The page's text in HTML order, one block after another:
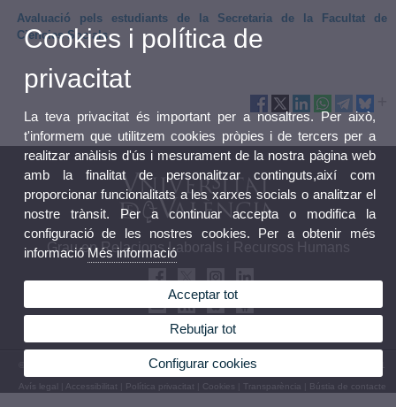
Avaluació pels estudiants de la Secretaria de la Facultat de
Ciències Socials
Grau en Relacions Laborals i Recursos Humans
© 2026 UV. - Avinguda Tarongers, 4b 46021 València. Tel.: 96 3828500 Fax: 96 3828501
Avís legal Accessibilitat Política privacitat Cookies Transparència Bústia de contacte
Cookies i política de
privacitat
La teva privacitat és important per a nosaltres. Per això,
t'informem que utilitzem cookies pròpies i de tercers per a
realitzar anàlisis d'ús i mesurament de la nostra pàgina web
amb la finalitat de personalitzar continguts,així com
proporcionar funcionalitats a les xarxes socials o analitzar el
nostre trànsit. Per a continuar accepta o modifica la
configuració de les nostres cookies. Per a obtenir més
informacióMés informació
Acceptar tot
Rebutjar tot
Configurar cookies